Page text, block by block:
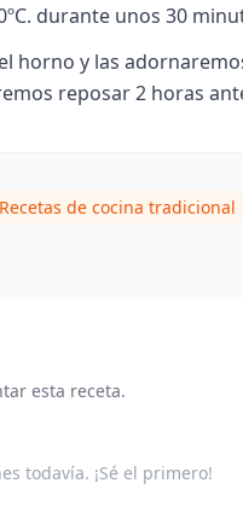
durante unos 30
horno y las
reposar 2 horas
Recetas de cocina tradicional
esta receta.
todavía. ¡Sé el primero!